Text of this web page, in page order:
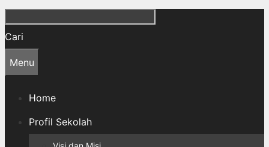
Cari
Menu
Home
Profil Sekolah